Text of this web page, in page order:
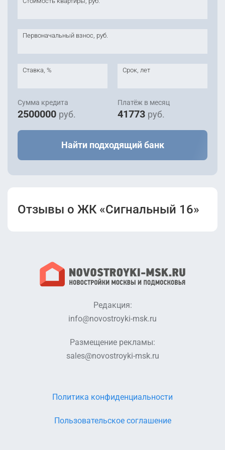
Первоначальный взнос, руб.
Ставка, % Срок, лет
Сумма кредита
2500000 руб.
Платёж в месяц
41773 руб.
Найти подходящий банк
Отзывы о ЖК «Сигнальный 16»
Редакция:
info@novostroyki-msk.ru
Размещение рекламы:
sales@novostroyki-msk.ru
Пользовательское соглашение
Политика конфиденциальности